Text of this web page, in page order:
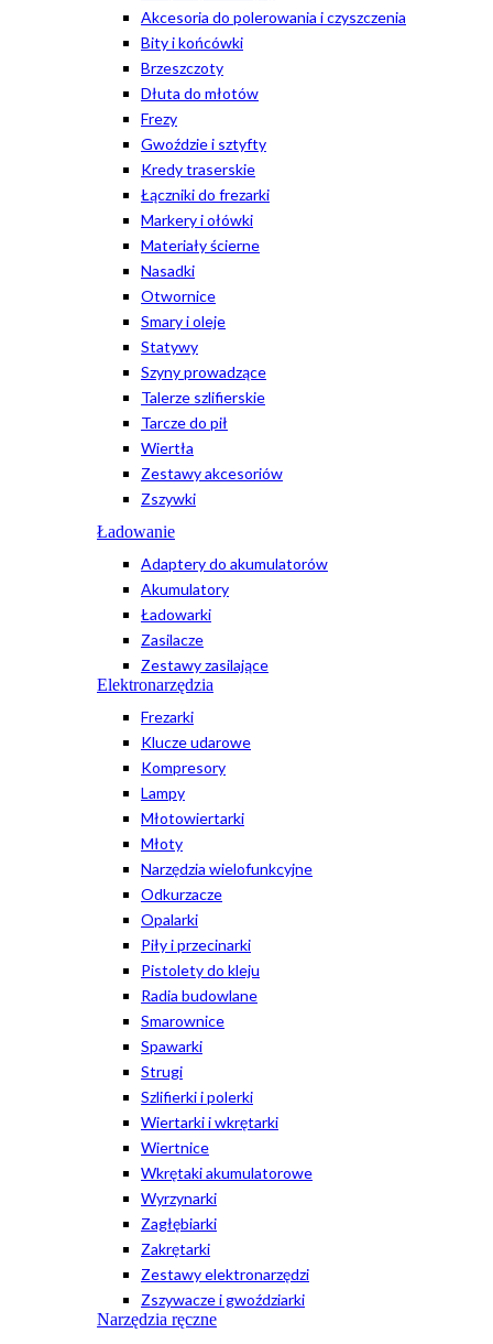
Akcesoria do polerowania i czyszczenia
Bity i końcówki
Brzeszczoty
Dłuta do młotów
Frezy
Gwoździe i sztyfty
Kredy traserskie
Łączniki do frezarki
Markery i ołówki
Materiały ścierne
Nasadki
Otwornice
Smary i oleje
Statywy
Szyny prowadzące
Talerze szlifierskie
Tarcze do pił
Wiertła
Zestawy akcesoriów
Zszywki
Ładowanie
Adaptery do akumulatorów
Akumulatory
Ładowarki
Zasilacze
Zestawy zasilające
Elektronarzędzia
Frezarki
Klucze udarowe
Kompresory
Lampy
Młotowiertarki
Młoty
Narzędzia wielofunkcyjne
Odkurzacze
Opalarki
Piły i przecinarki
Pistolety do kleju
Radia budowlane
Smarownice
Spawarki
Strugi
Szlifierki i polerki
Wiertarki i wkrętarki
Wiertnice
Wkrętaki akumulatorowe
Wyrzynarki
Zagłębiarki
Zakrętarki
Zestawy elektronarzędzi
Zszywacze i gwoździarki
Narzędzia ręczne